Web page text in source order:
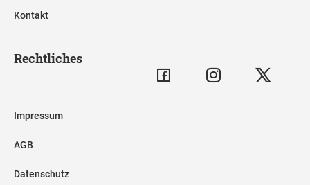
Kontakt
Rechtliches
Impressum
AGB
Datenschutz